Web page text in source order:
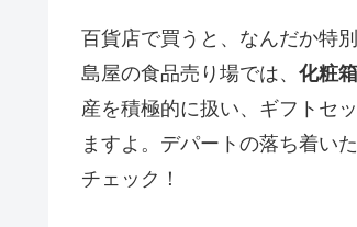
百貨店で買うと、なんだか特
島屋の食品売り場では、 化粧
産を積極的に扱い、ギフトセ
ますよ。デパートの落ち着い
チェック！